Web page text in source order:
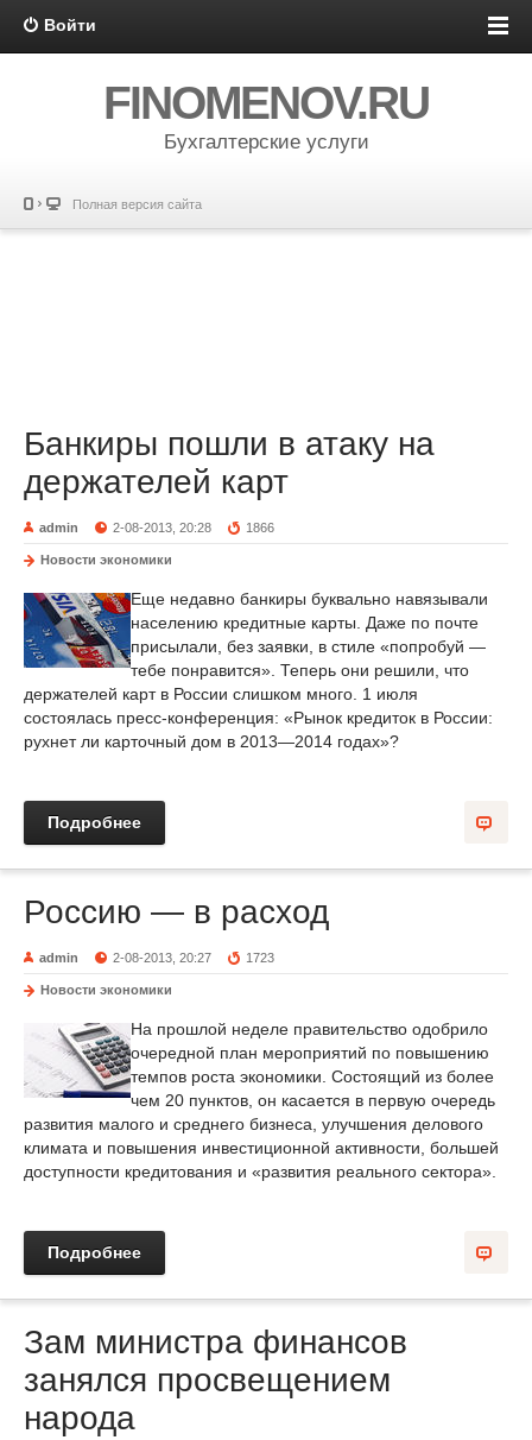
Войти
FINOMENOV.RU
Бухгалтерские услуги
Полная версия сайта
Банкиры пошли в атаку на
держателей карт
admin 2-08-2013, 20:28 1866
Новости экономики
Еще недавно банкиры буквально навязывали
населению кредитные карты. Даже по почте
присылали, без заявки, в стиле «попробуй —
тебе понравится». Теперь они решили, что
держателей карт в России слишком много. 1 июля
состоялась пресс-конференция: «Рынок кредиток в России:
рухнет ли карточный дом в 2013—2014 годах»?
Подробнее
Россию — в расход
admin 2-08-2013, 20:27 1723
Новости экономики
На прошлой неделе правительство одобрило
очередной план мероприятий по повышению
темпов роста экономики. Состоящий из более
чем 20 пунктов, он касается в первую очередь
развития малого и среднего бизнеса, улучшения делового
климата и повышения инвестиционной активности, большей
доступности кредитования и «развития реального сектора».
Подробнее
Зам министра финансов
занялся просвещением
народа